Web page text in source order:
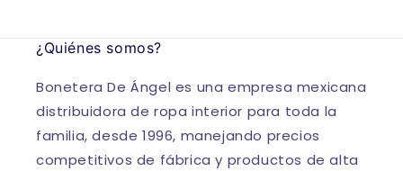
¿Quiénes somos?
Bonetera De Ángel es una empresa mexicana
distribuidora de ropa interior para toda la
familia, desde 1996, manejando precios
competitivos de fábrica y productos de alta